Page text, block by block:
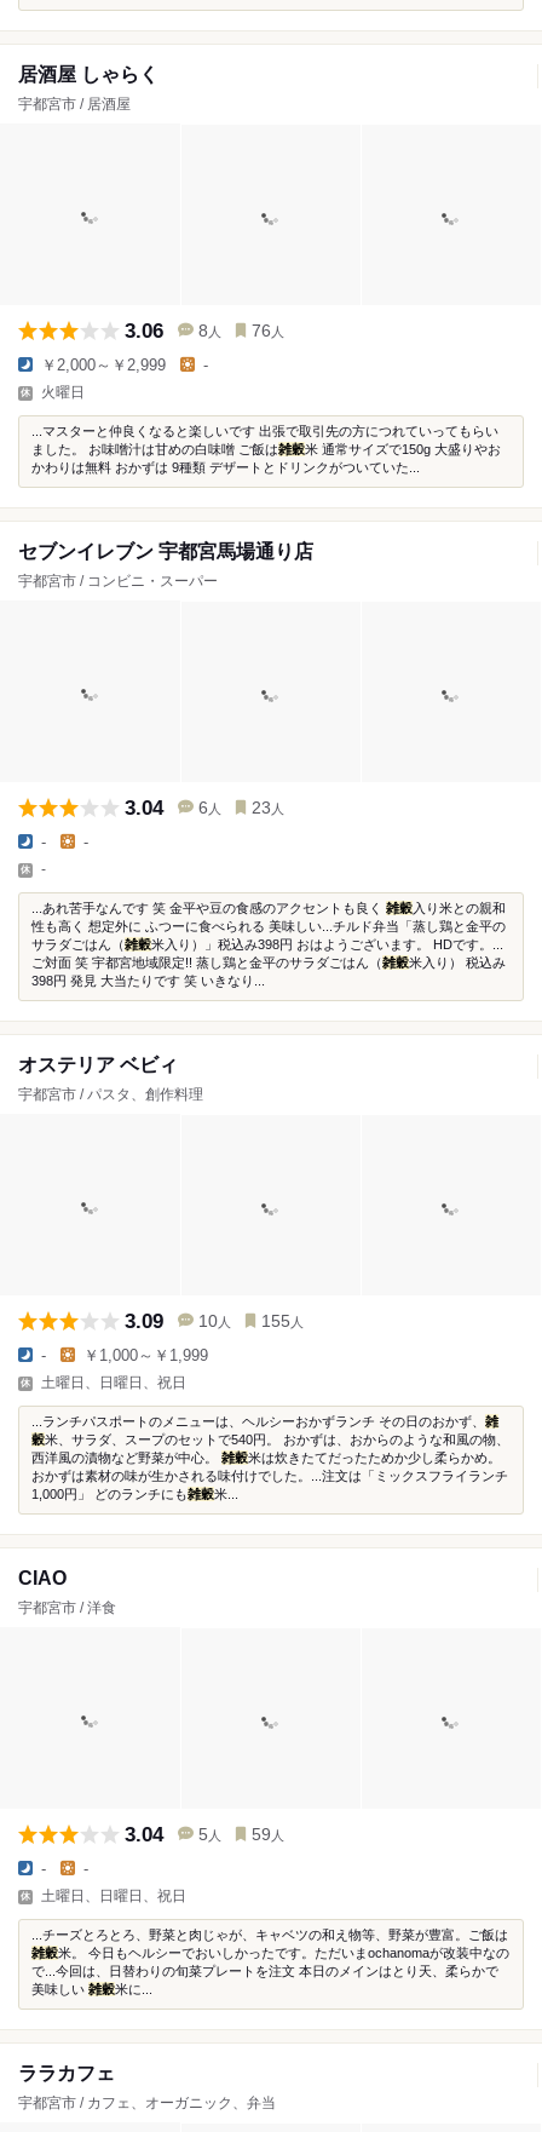
居酒屋 しゃらく
宇都宮市 / 居酒屋
3.06 8 人 76 人
￥2,000～￥2,999 -
火曜日
...マスターと仲良くなると楽しいです 出張で取引先の方につれていってもらい
ました。 お味噌汁は甘めの白味噌 ご飯は雑穀米 通常サイズで150g 大盛りやお
かわりは無料 おかずは 9種類 デザートとドリンクがついていた...
セブンイレブン 宇都宮馬場通り店
宇都宮市 / コンビニ・スーパー
3.04 6 人 23 人
- -
-
...あれ苦手なんです 笑 金平や豆の食感のアクセントも良く 雑穀入り米との親和
性も高く 想定外に ふつーに食べられる 美味しい...チルド弁当「蒸し鶏と金平の
サラダごはん（雑穀米入り）」税込み398円 おはようございます。 HDです。...
ご対面 笑 宇都宮地域限定!! 蒸し鶏と金平のサラダごはん（雑穀米入り） 税込み
398円 発見 大当たりです 笑 いきなり...
オステリア ベビィ
宇都宮市 / パスタ、創作料理
3.09 10 人 155 人
- ￥1,000～￥1,999
土曜日、日曜日、祝日
...ランチパスポートのメニューは、ヘルシーおかずランチ その日のおかず、 雑
穀米、サラダ、スープのセットで540円。 おかずは、おからのような和風の物、
西洋風の漬物など野菜が中心。 雑穀米は炊きたてだったためか少し柔らかめ。
おかずは素材の味が生かされる味付けでした。...注文は「ミックスフライランチ
1,000円」 どのランチにも雑穀米...
CIAO
宇都宮市 / 洋食
3.04 5 人 59 人
- -
土曜日、日曜日、祝日
...チーズとろとろ、野菜と肉じゃが、キャベツの和え物等、野菜が豊富。ご飯は
雑穀米。 今日もヘルシーでおいしかったです。ただいまochanomaが改装中なの
で...今回は、日替わりの旬菜プレートを注文 本日のメインはとり天、柔らかで
美味しい 雑穀米に...
ララカフェ
宇都宮市 / カフェ、オーガニック、弁当